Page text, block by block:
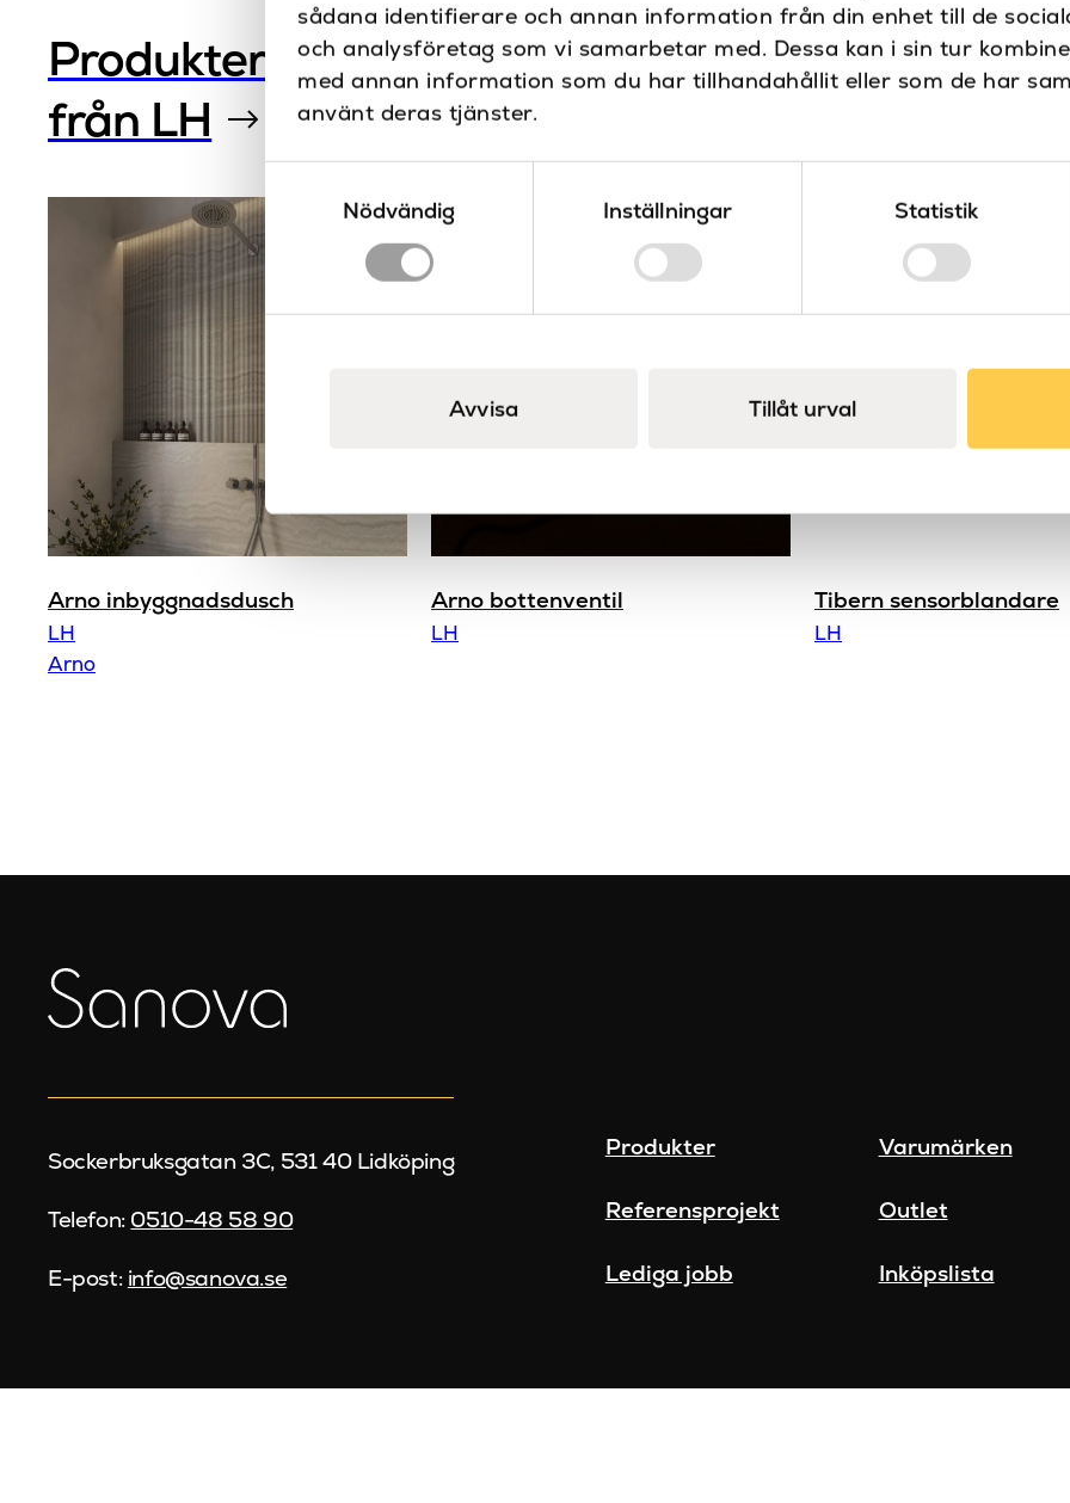
sådana identifierare och annan information från din enhet till de
och analysföretag som vi samarbetar med. Dessa kan i sin tur
med annan information som du har tillhandahållit eller som de har
använt deras tjänster.
Nödvändig
Inställningar Statistik
Avvisa Tillåt urval
Färg
Höjd (mm)
Material
Vikt
Produkter
från LH
Arno inbyggnadsdusch
LH
Arno
Arno bottenventil
LH
Tibern sensorblandare
LH
Sockerbruksgatan 3C, 531 40 Lidköping
Telefon: 0510-48 58 90
E-post: info@sanova.se
Produkter Varumärken
Referensprojekt Outlet
Lediga jobb Inköpslista